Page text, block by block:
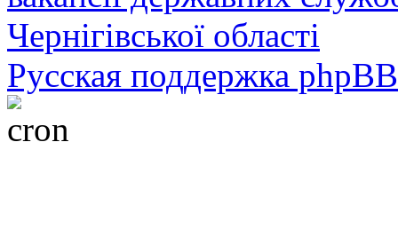
Чернігівської області
Русская поддержка phpBB